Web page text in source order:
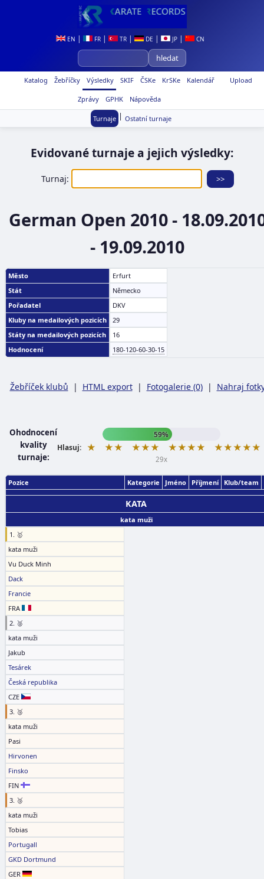
EN | FR | TR | DE | JP | CN
Upload
Katalog Žebříčky Výsledky SKIF ČSKe KrSKe Kalendář
Zprávy GPHK Nápověda
Turnaje | Ostatní turnaje
Evidované turnaje a jejich výsledky:
Turnaj:
German Open 2010 -
- 19.09.2010
Město
Erfurt
Stát
Německo
Pořadatel
DKV
Kluby na medailových pozicích
29
Státy na medailových pozicích
16
Hodnocení
180-120-60-30-15
Žebříček klubů | HTML export| Fotogalerie (0)| Nahraj
Ohodnocení
kvality
turnaje:
59%
Hlasuj:
★ ★★ ★★★ ★★★★ ★★★★★
29x
Pozice Kategorie Jméno Příjmení Klub/team
KATA
kata muži
1. 🥇
kata muži
Vu Duck Minh
Dack
Francie
FRA
2. 🥈
kata muži
Jakub
Tesárek
Česká republika
CZE
3. 🥉
kata muži
Pasi
Hirvonen
Finsko
FIN
3. 🥉
kata muži
Tobias
Portugall
GKD Dortmund
GER